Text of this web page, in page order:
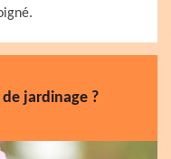
jardinage ?